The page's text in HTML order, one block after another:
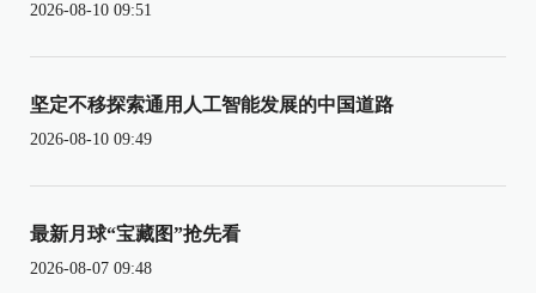
2026-08-10 09:51
坚定不移探索通用人工智能发展的中国道路
2026-08-10 09:49
最新月球“宝藏图”抢先看
2026-08-07 09:48